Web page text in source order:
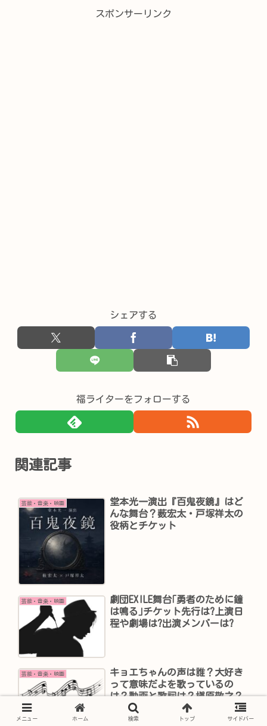
スポンサーリンク
シェアする
福ライターをフォローする
関連記事
芸能・音楽・映画
堂本光一演出『百鬼夜鏡』はど
んな舞台？薮宏太・戸塚祥太の
役柄とチケット
芸能・音楽・映画
劇団EXILE舞台｢勇者のために鐘
は鳴る｣チケット先行は?上演日
程や劇場は?出演メンバーは?
芸能・音楽・映画
キョエちゃんの声は誰？大好き
って意味だよを歌っているの
は？動画と歌詞は？槇原敬之？
メニュー ホーム 検索 トップ サイドバー